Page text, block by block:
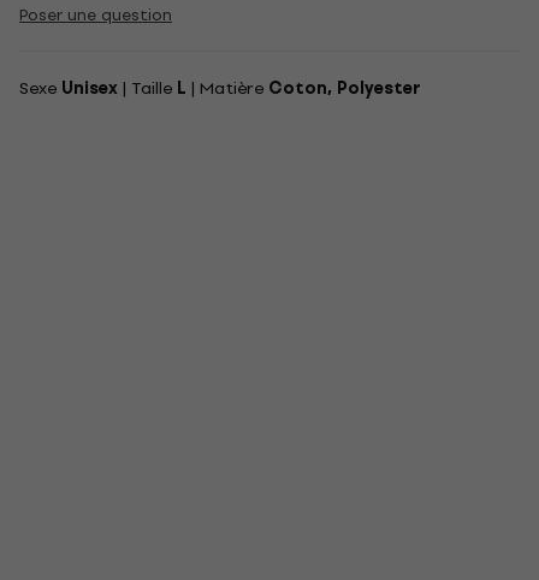
Poser une question
Sexe Unisex | Taille L | Matière Coton, Polyester